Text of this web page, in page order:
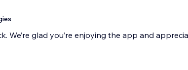
We’re glad you’re enjoying the app and